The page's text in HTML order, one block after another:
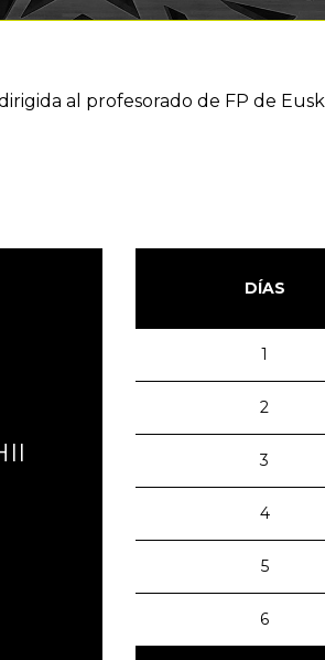
al profesorado de FP de
DÍAS
1
2
3
4
5
6